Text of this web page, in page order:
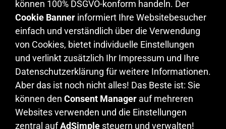
können 100% DSGVO-konform handeln. Der
Cookie Banner informiert Ihre Websitebesucher
einfach und verständlich über die Verwendung
von Cookies, bietet individuelle Einstellungen
und verlinkt zusätzlich Ihr Impressum und Ihre
Datenschutzerklärung für weitere Informationen.
Aber das ist noch nicht alles! Das Beste ist: Sie
können den Consent Manager auf mehreren
Websites verwenden und die Einstellungen
zentral aufAdSimple steuern und verwalten!